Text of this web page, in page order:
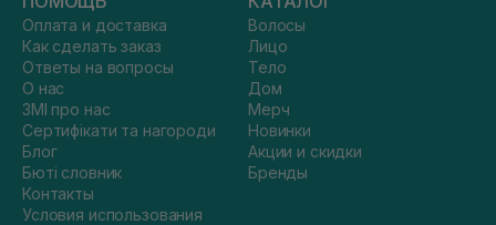
Оплата и доставка
Как сделать заказ
Ответы на вопросы
О нас
ЗМІ про нас
Сертифікати та нагороди
Блог
Бюті словник
Контакты
Условия использования
Волосы
Лицо
Тело
Дом
Мерч
Новинки
Акции и скидки
Бренды